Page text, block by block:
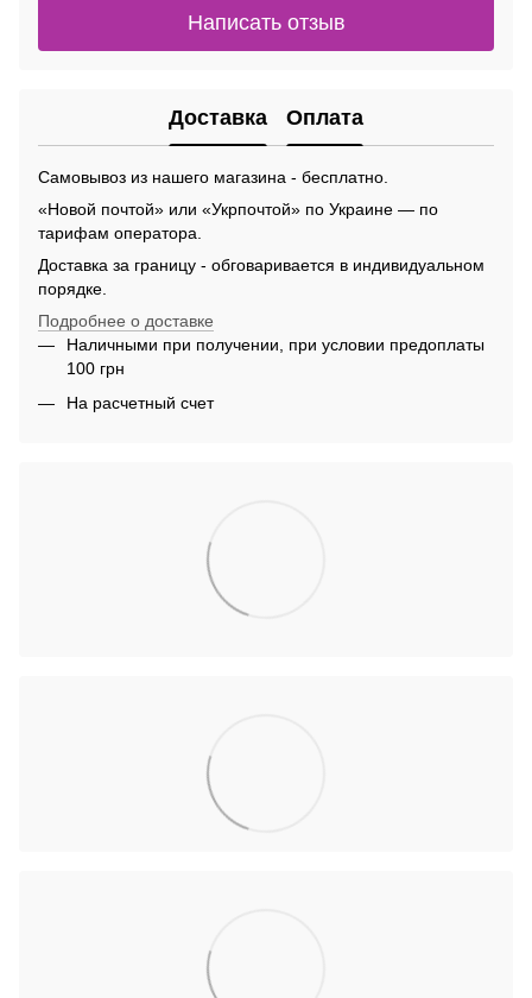
Написать отзыв
Доставка Оплата
Самовывоз из нашего магазина - бесплатно.
«Новой почтой» или «Укрпочтой» по Украине — по
тарифам оператора.
Доставка за границу - обговаривается в индивидуальном
порядке.
Подробнее о доставке
Наличными при получении, при условии предоплаты
100 грн
На расчетный счет